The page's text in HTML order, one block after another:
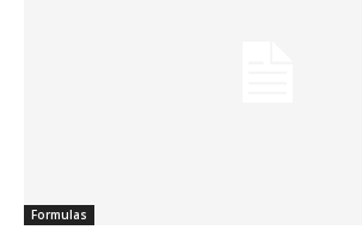
Formulas